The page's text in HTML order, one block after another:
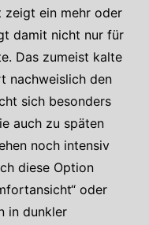
zeigt ein mehr oder
damit nicht nur für
Das zumeist kalte
nachweislich den
sich besonders
auch zu späten
noch intensiv
diese Option
oder
in dunkler